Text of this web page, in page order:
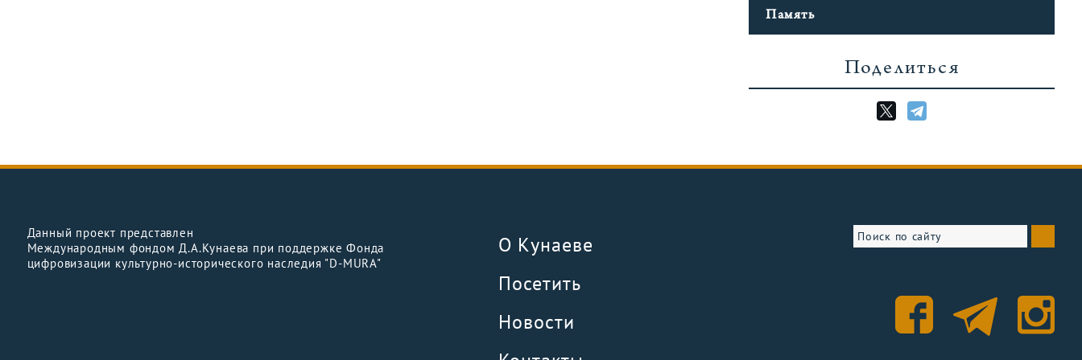
Память
Поделиться
Данный проект представлен
Международным фондом Д.А.Кунаева при поддержке Фонда
цифровизации культурно-исторического наследия "D-MURA"
О Кунаеве
Посетить
Новости